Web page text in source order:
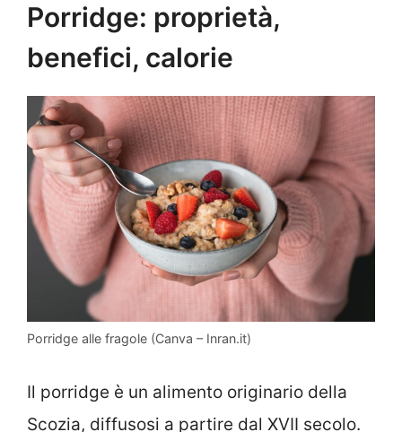
Porridge: proprietà,
benefici, calorie
Porridge alle fragole (Canva – Inran.it)
Il porridge è un alimento originario della
Scozia, diffusosi a partire dal XVII secolo.